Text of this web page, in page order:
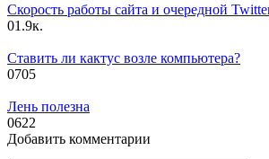
Скорость работы сайта и очередной
01.9к.
Ставить ли кактус возле компьютера?
0705
Лень полезна
0622
Добавить комментарии